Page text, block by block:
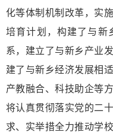
化等体制机制改革，实
培育计划，构建了与新
系，建立了与新乡产业
建了与新乡经济发展相
产教融合、科技助企等
将认真贯彻落实党的二
求、实举措全力推动学